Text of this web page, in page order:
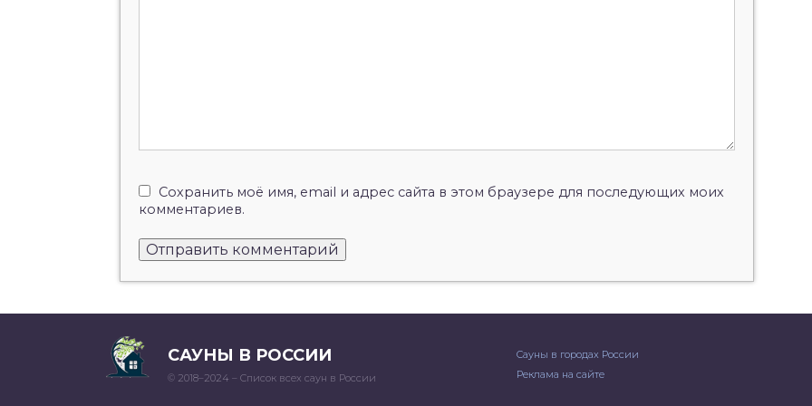
Сохранить моё имя, email и адрес сайта в этом браузере для последующих моих
комментариев.
САУНЫ В РОССИИ
© 2018–2024 – Список всех саун в России
Сауны в городах России
Реклама на сайте